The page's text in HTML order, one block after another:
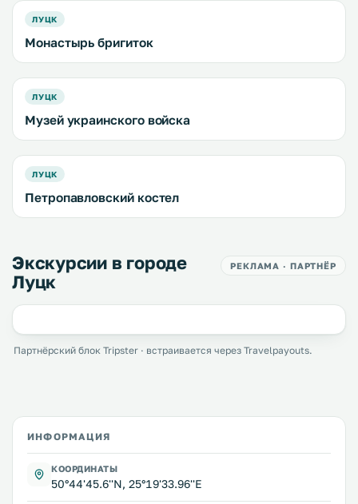
ЛУЦК
Монастырь бригиток
ЛУЦК
Музей украинского войска
ЛУЦК
Петропавловский костел
Экскурсии в городе
Луцк
РЕКЛАМА · ПАРТНЁР
Партнёрский блок Tripster · встраивается через Travelpayouts.
ИНФОРМАЦИЯ
КООРДИНАТЫ
50°44'45.6''N, 25°19'33.96''E